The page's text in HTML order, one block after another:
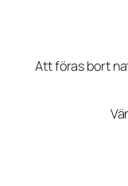
Att föras bort